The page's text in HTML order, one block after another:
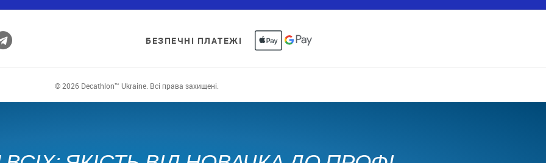
БЕЗПЕЧНІ ПЛАТЕЖІ
© 2026 Decathlon™ Ukraine. Всі права захищені.